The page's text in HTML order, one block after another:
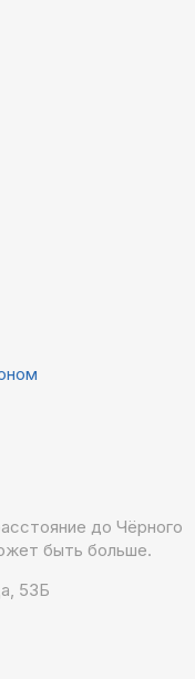
до Чёрного
быть больше.
53Б